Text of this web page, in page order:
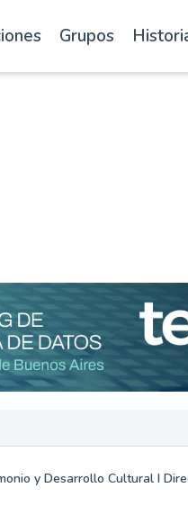
Grupos
y Desarrollo Cultural I